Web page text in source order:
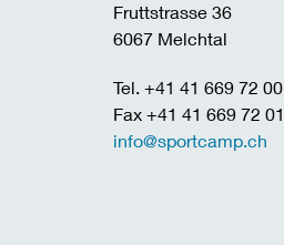
Fruttstrasse 36
6067 Melchtal
Tel. +41 41 669 72 00
Fax +41 41 669 72 01
info@sportcamp.ch